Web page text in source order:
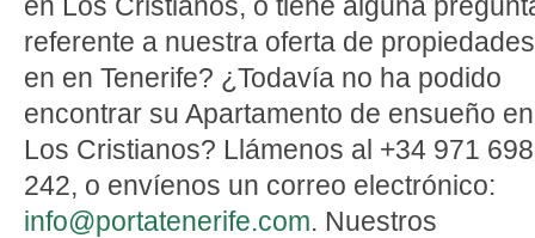
referente a nuestra oferta de propiedades
en en Tenerife? ¿Todavía no ha podido
encontrar su Apartamento de ensueño en
Los Cristianos? Llámenos al +34 971 698
242, o envíenos un correo electrónico:
info@portatenerife.com. Nuestros